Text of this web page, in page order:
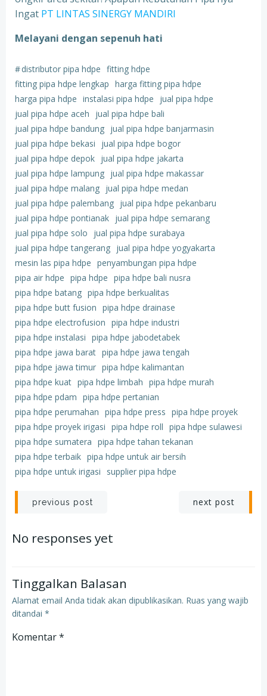
Ingat PT LINTAS SINERGY MANDIRI
Melayani dengan sepenuh hati
#distributor pipa hdpe fitting hdpe
fitting pipa hdpe lengkap harga fitting pipa hdpe
harga pipa hdpe instalasi pipa hdpe
jual pipa hdpe
jual pipa hdpe aceh
jual pipa hdpe bali
jual pipa hdpe bandung jual pipa hdpe banjarmasin
jual pipa hdpe bekasi
jual pipa hdpe bogor
jual pipa hdpe depok jual pipa hdpe jakarta
jual pipa hdpe lampung jual pipa hdpe makassar
jual pipa hdpe malang jual pipa hdpe medan
jual pipa hdpe palembang jual pipa hdpe pekanbaru
jual pipa hdpe pontianak jual pipa hdpe semarang
jual pipa hdpe solo
jual pipa hdpe surabaya
jual pipa hdpe tangerang jual pipa hdpe yogyakarta
mesin las pipa hdpe penyambungan pipa hdpe
pipa air hdpe pipa hdpe pipa hdpe bali nusra
pipa hdpe batang pipa hdpe berkualitas
pipa hdpe butt fusion pipa hdpe drainase
pipa hdpe electrofusion pipa hdpe industri
pipa hdpe instalasi pipa hdpe jabodetabek
pipa hdpe jawa barat pipa hdpe jawa tengah
pipa hdpe jawa timur pipa hdpe kalimantan
pipa hdpe kuat pipa hdpe limbah pipa hdpe murah
pipa hdpe pdam pipa hdpe pertanian
pipa hdpe perumahan pipa hdpe press pipa hdpe proyek
pipa hdpe proyek irigasi pipa hdpe roll pipa hdpe sulawesi
pipa hdpe sumatera pipa hdpe tahan tekanan
pipa hdpe terbaik pipa hdpe untuk air bersih
pipa hdpe untuk irigasi
supplier pipa hdpe
Post
navigation
previous post next post
No responses yet
Tinggalkan Balasan
Alamat email Anda tidak akan dipublikasikan. Ruas yang wajib
ditandai *
Komentar*